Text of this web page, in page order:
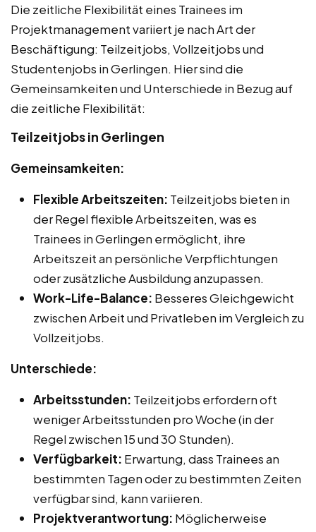
Die zeitliche Flexibilität eines Trainees im
Projektmanagement variiert je nach Art der
Beschäftigung: Teilzeitjobs, Vollzeitjobs und
Studentenjobs in Gerlingen. Hier sind die
Gemeinsamkeiten und Unterschiede in Bezug auf
die zeitliche Flexibilität:
Teilzeitjobs in Gerlingen
Gemeinsamkeiten:
Flexible Arbeitszeiten: Teilzeitjobs bieten in
der Regel flexible Arbeitszeiten, was es
Trainees in Gerlingen ermöglicht, ihre
Arbeitszeit an persönliche Verpflichtungen
oder zusätzliche Ausbildung anzupassen.
Work-Life-Balance: Besseres Gleichgewicht
zwischen Arbeit und Privatleben im Vergleich zu
Vollzeitjobs.
Unterschiede:
Arbeitsstunden: Teilzeitjobs erfordern oft
weniger Arbeitsstunden pro Woche (in der
Regel zwischen 15 und 30 Stunden).
Verfügbarkeit: Erwartung, dass Trainees an
bestimmten Tagen oder zu bestimmten Zeiten
verfügbar sind, kann variieren.
Projektverantwortung: Möglicherweise